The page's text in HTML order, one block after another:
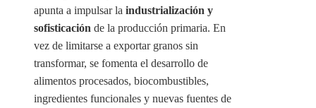
apunta a impulsar la industrialización y
sofisticación de la producción primaria. En
vez de limitarse a exportar granos sin
transformar, se fomenta el desarrollo de
alimentos procesados, biocombustibles,
ingredientes funcionales y nuevas fuentes de